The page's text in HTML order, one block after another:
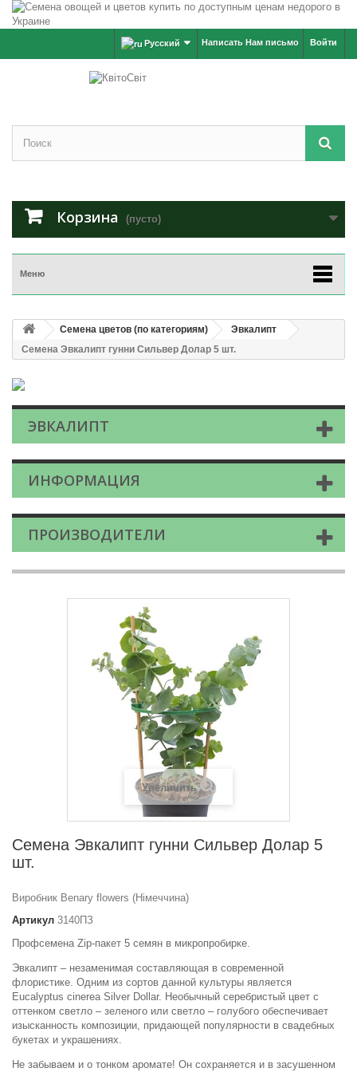
Войти
Написать Нам письмо
Русский
Корзина (пусто)
Меню
Семена цветов (по категориям)
Эвкалипт
Семена Эвкалипт гунни Сильвер Долар 5 шт.
ЭВКАЛИПТ
ИНФОРМАЦИЯ
ПРОИЗВОДИТЕЛИ
Увеличить
Семена Эвкалипт гунни Сильвер Долар 5
шт.
Виробник Benary flowers (Німеччина)
Артикул 3140ПЗ
Профсемена Zip-пакет 5 семян в микропробирке.
Эвкалипт – незаменимая составляющая в современной
флористике. Одним из сортов данной культуры является
Eucalyptus cinerea Silver Dollar. Необычный серебристый цвет с
оттенком светло – зеленого или светло – голубого обеспечивает
изысканность композиции, придающей популярности в свадебных
букетах и ​​украшениях.
Не забываем и о тонком аромате! Он сохраняется и в засушенном